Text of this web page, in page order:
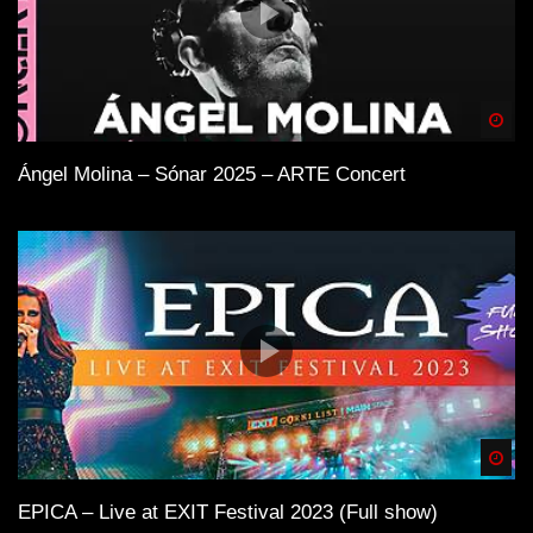
Quellen der Inspiration
Sunwaves Festival
DJ
Drum and Bass
Mamaia
Electronica
Deep House
Ángel Molina – Sónar 2025 – ARTE Concert
EPICA – Live at EXIT Festival 2023 (Full show)